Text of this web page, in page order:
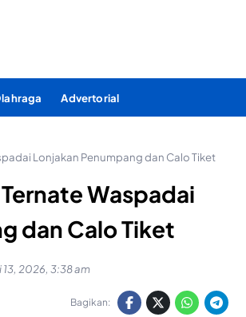
Advertorial
Lonjakan Penumpang dan Calo Tiket
Waspadai
dan Calo Tiket
13, 2026, 3:38 am
Bagikan: